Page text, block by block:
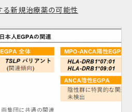
新規治療薬の可能性